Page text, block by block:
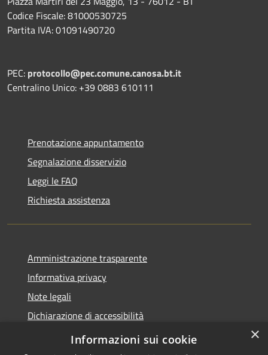
Codice Fiscale: 81000530725
Partita IVA: 01091490720
PEC: protocollo@pec.comune.canosa.bt.it
Centralino Unico: +39 0883 610111
Prenotazione appuntamento
Segnalazione disservizio
Leggi le FAQ
Richiesta assistenza
Amministrazione trasparente
Informativa privacy
Note legali
Dichiarazione di accessibilità
WhistleblowingPA
×
Informazioni sui cookie